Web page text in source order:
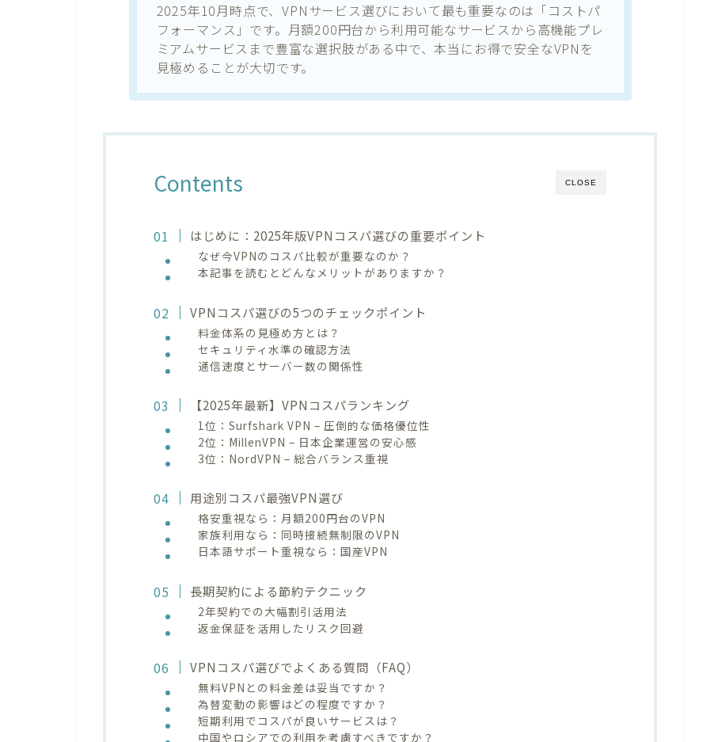
2025年10月時点で、VPNサービス選びにおいて最も重要なのは「コストパ
フォーマンス」です。月額200円台から利用可能なサービスから高機能プレ
ミアムサービスまで豊富な選択肢がある中で、本当にお得で安全なVPNを
見極めることが大切です。
CLOSE
Contents
はじめに：2025年版VPNコスパ選びの重要ポイント
なぜ今VPNのコスパ比較が重要なのか？
本記事を読むとどんなメリットがありますか？
VPNコスパ選びの5つのチェックポイント
料金体系の見極め方とは？
セキュリティ水準の確認方法
通信速度とサーバー数の関係性
【2025年最新】VPNコスパランキング
1位：Surfshark VPN – 圧倒的な価格優位性
2位：MillenVPN – 日本企業運営の安心感
3位：NordVPN – 総合バランス重視
用途別コスパ最強VPN選び
格安重視なら：月額200円台のVPN
家族利用なら：同時接続無制限のVPN
日本語サポート重視なら：国産VPN
長期契約による節約テクニック
2年契約での大幅割引活用法
返金保証を活用したリスク回避
VPNコスパ選びでよくある質問（FAQ）
無料VPNとの料金差は妥当ですか？
為替変動の影響はどの程度ですか？
短期利用でコスパが良いサービスは？
中国やロシアでの利用を考慮すべきですか？